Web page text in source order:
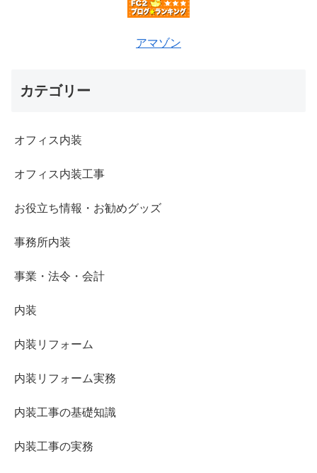
アマゾン
カテゴリー
オフィス内装
オフィス内装工事
お役立ち情報・お勧めグッズ
事務所内装
事業・法令・会計
内装
内装リフォーム
内装リフォーム実務
内装工事の基礎知識
内装工事の実務